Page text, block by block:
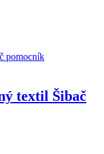
textil Šibač